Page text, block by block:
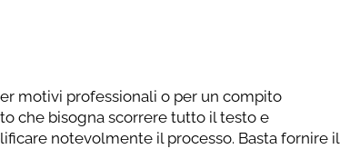
motivi professionali o per un compito
che bisogna scorrere tutto il testo e
notevolmente il processo. Basta fornire il